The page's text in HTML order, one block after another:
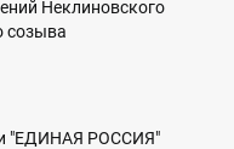
Неклиновского
созыва
"ЕДИНАЯ РОССИЯ"